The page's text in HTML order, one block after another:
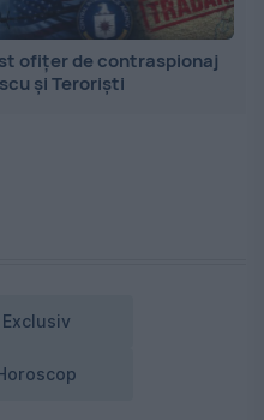
ofițer de contraspionaj
și Teroriști
Exclusiv